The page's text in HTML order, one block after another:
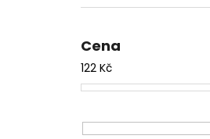
Cena
122 Kč